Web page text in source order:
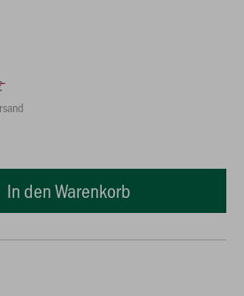
In den Warenkorb